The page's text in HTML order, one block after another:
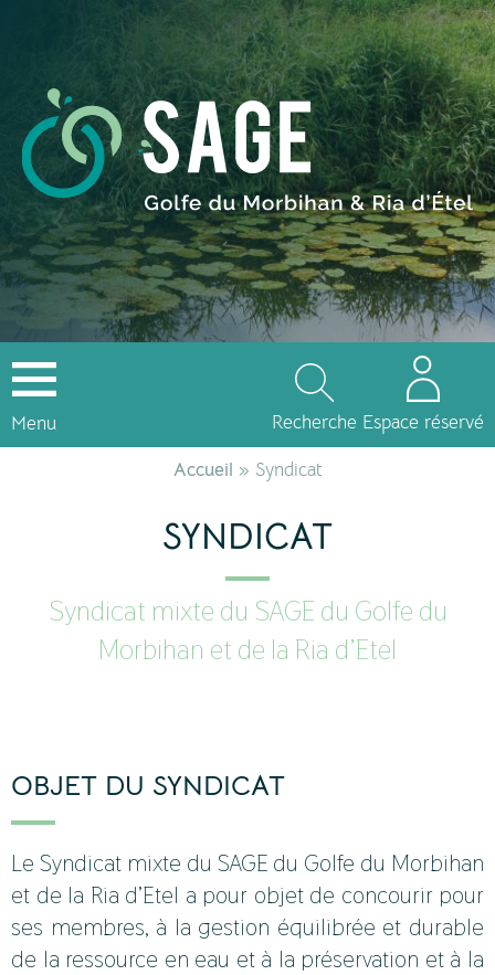
Recherche Espace réservé
Menu
Accueil » Syndicat
SYNDICAT
Syndicat mixte du SAGE du Golfe du
Morbihan et de la Ria d’Etel
OBJET DU SYNDICAT
Le Syndicat mixte du SAGE du Golfe du Morbihan
et de la Ria d’Etel a pour objet de concourir pour
ses membres, à la gestion équilibrée et durable
de la ressource en eau et à la préservation et à la